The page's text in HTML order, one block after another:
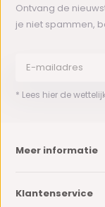
Ontvang de
je niet spammen,
* Lees hier de
Meer informatie
Klantenservice